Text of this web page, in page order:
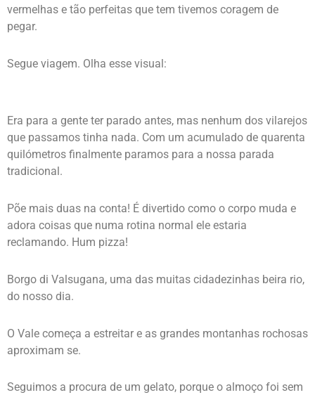
vermelhas e tão perfeitas que tem tivemos coragem de
pegar.
Segue viagem. Olha esse visual:
Era para a gente ter parado antes, mas nenhum dos vilarejos
que passamos tinha nada. Com um acumulado de quarenta
quilómetros finalmente paramos para a nossa parada
tradicional.
Põe mais duas na conta! É divertido como o corpo muda e
adora coisas que numa rotina normal ele estaria
reclamando. Hum pizza!
Borgo di Valsugana, uma das muitas cidadezinhas beira rio,
do nosso dia.
O Vale começa a estreitar e as grandes montanhas rochosas
aproximam se.
Seguimos a procura de um gelato, porque o almoço foi sem